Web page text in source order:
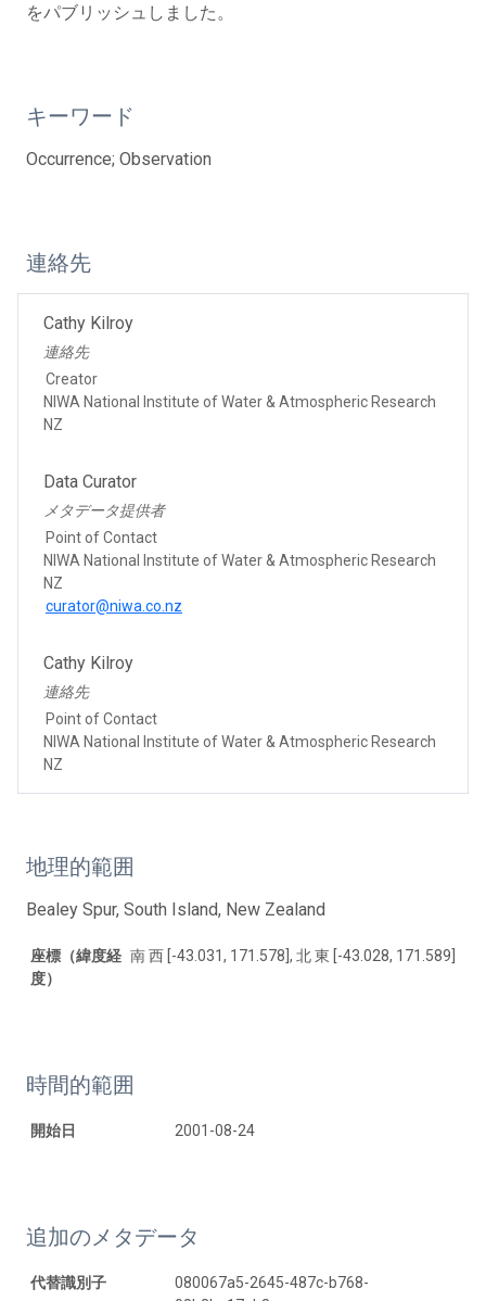
をパブリッシュしました。
キーワード
Occurrence; Observation
連絡先
Cathy Kilroy
連絡先
Creator
NIWA National Institute of Water & Atmospheric Research
NZ
Data Curator
メタデータ提供者
Point of Contact
NIWA National Institute of Water & Atmospheric Research
NZ
curator@niwa.co.nz
Cathy Kilroy
連絡先
Point of Contact
NIWA National Institute of Water & Atmospheric Research
NZ
地理的範囲
Bealey Spur, South Island, New Zealand
座標（緯度経
度）
南 西 [-43.031, 171.578], 北 東 [-43.028, 171.589]
時間的範囲
開始日 2001-08-24
追加のメタデータ
代替識別子
080067a5-2645-487c-b768-